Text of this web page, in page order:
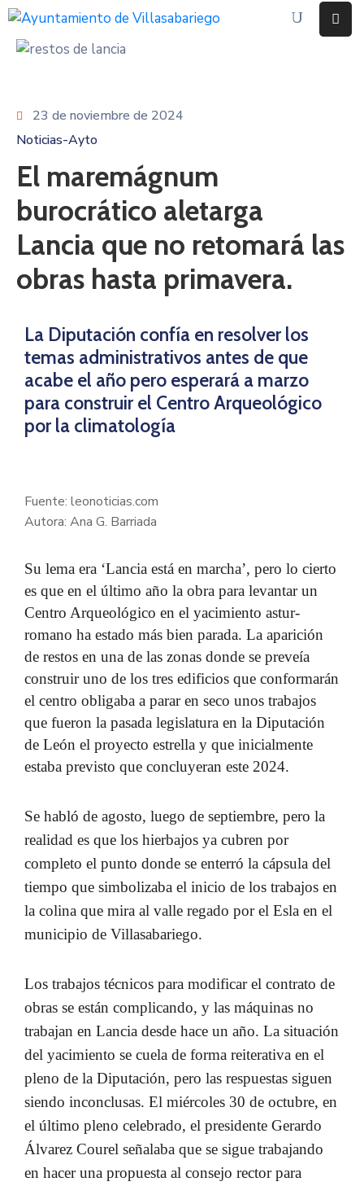
Ayuntamiento
Eventos
Noticias
Contacto
23 de noviembre de 2024
Noticias-Ayto
El maremágnum
burocrático aletarga
Lancia que no retomará las
obras hasta primavera.
La Diputación confía en resolver los
temas administrativos antes de que
acabe el año pero esperará a marzo
para construir el Centro Arqueológico
por la climatología
Fuente: leonoticias.com
Autora: Ana G. Barriada
Su lema era ‘Lancia está en marcha’, pero lo cierto
es que en el último año la obra para levantar un
Centro Arqueológico en el yacimiento astur-
romano ha estado más bien parada. La aparición
de restos en una de las zonas donde se preveía
construir uno de los tres edificios que conformarán
el centro obligaba a parar en seco unos trabajos
que fueron la pasada legislatura en la Diputación
de León el proyecto estrella y que inicialmente
estaba previsto que concluyeran este 2024.
Se habló de agosto, luego de septiembre, pero la
realidad es que los hierbajos ya cubren por
completo el punto donde se enterró la cápsula del
tiempo que simbolizaba el inicio de los trabajos en
la colina que mira al valle regado por el Esla en el
municipio de Villasabariego.
Los trabajos técnicos para modificar el contrato de
obras se están complicando, y las máquinas no
trabajan en Lancia desde hace un año. La situación
del yacimiento se cuela de forma reiterativa en el
pleno de la Diputación, pero las respuestas siguen
siendo inconclusas. El miércoles 30 de octubre, en
el último pleno celebrado, el presidente Gerardo
Álvarez Courel señalaba que se sigue trabajando
en hacer una propuesta al consejo rector para